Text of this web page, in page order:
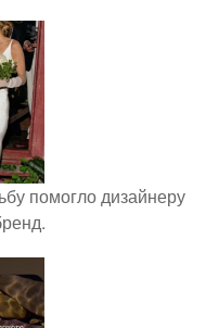
помогло дизайнеру